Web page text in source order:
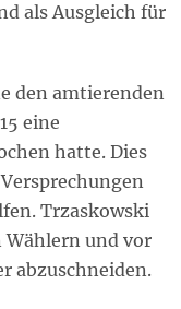
als Ausgleich für
den amtierenden
eine
hatte. Dies
Trzaskowski
und vor
abzuschneiden.